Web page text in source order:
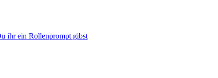
ihr ein Rollenprompt gibst